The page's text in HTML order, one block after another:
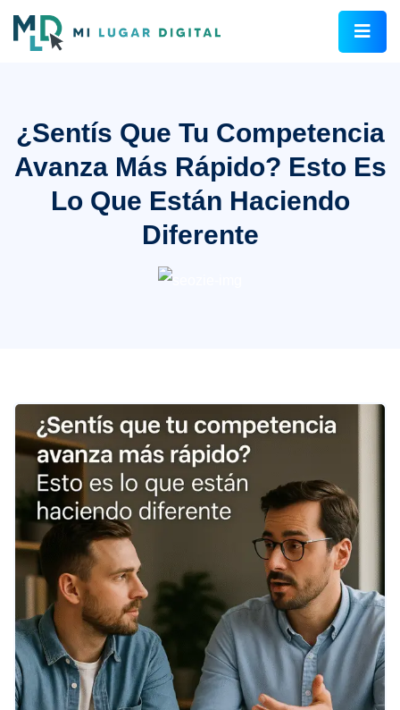
¿Sentís Que Tu Competencia
Avanza Más Rápido? Esto Es
Lo Que Están Haciendo
Diferente